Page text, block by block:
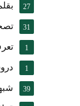
27
31
1
1
39